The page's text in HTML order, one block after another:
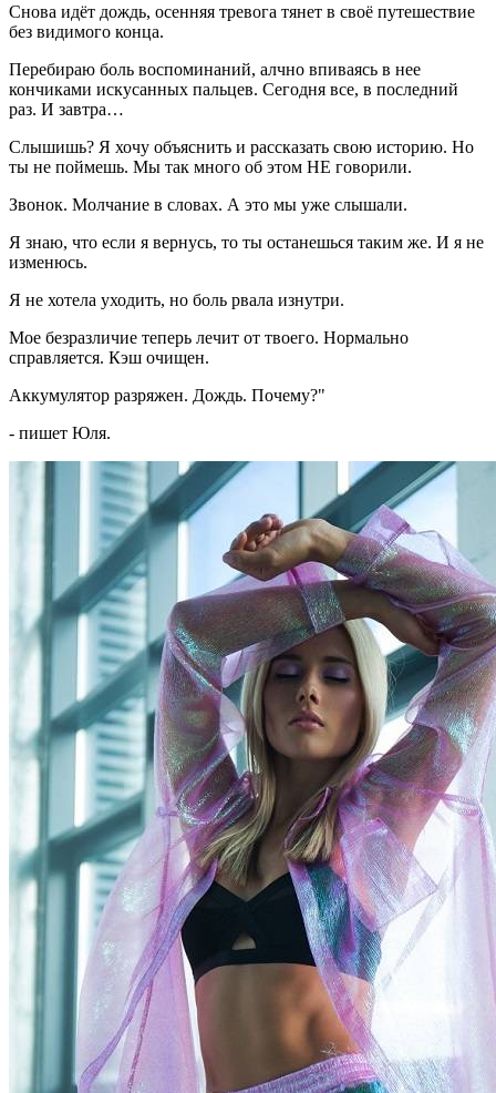
Снова идёт дождь, осенняя тревога тянет в своё путешествие
без видимого конца.
Перебираю боль воспоминаний, алчно впиваясь в нее
кончиками искусанных пальцев. Сегодня все, в последний
раз. И завтра…
Слышишь? Я хочу объяснить и рассказать свою историю. Но
ты не поймешь. Мы так много об этом НЕ говорили.
Звонок. Молчание в словах. А это мы уже слышали.
Я знаю, что если я вернусь, то ты останешься таким же. И я не
изменюсь.
Я не хотела уходить, но боль рвала изнутри.
Мое безразличие теперь лечит от твоего. Нормально
справляется. Кэш очищен.
Аккумулятор разряжен. Дождь. Почему?"
- пишет Юля.